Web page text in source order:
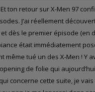
ton retour sur X-Men 97
J’ai réellement
dès le premier épisode (en
était immédiatement
même tué un des X-Men ! Y
de folie qui
concerne cette suite, je